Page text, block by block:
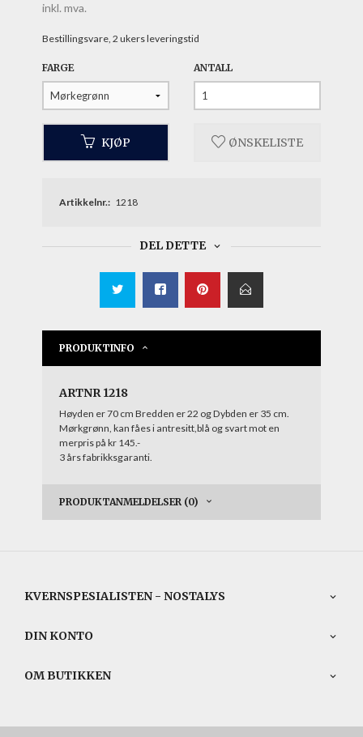
inkl. mva.
Bestillingsvare, 2 ukers leveringstid
FARGE ANTALL
KJØP ØNSKELISTE
Artikkelnr.: 1218
DEL DETTE
PRODUKTINFO
ARTNR 1218
Høyden er 70 cm Bredden er 22 og Dybden er 35 cm.
Mørkgrønn, kan fåes i antresitt,blå og svart mot en
merpris på kr 145.-
3 års fabrikksgaranti.
PRODUKTANMELDELSER (0)
KVERNSPESIALISTEN - NOSTALYS
DIN KONTO
OM BUTIKKEN